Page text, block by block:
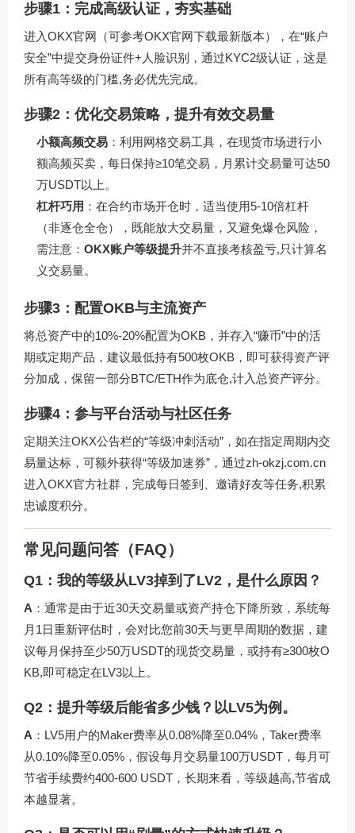
步骤1：完成高级认证，夯实基础
进入OKX官网（可参考OKX官网下载最新版本），在“账户
安全”中提交身份证件+人脸识别，通过KYC2级认证，这是
所有高等级的门槛,务必优先完成。
步骤2：优化交易策略，提升有效交易量
小额高频交易 ：利用网格交易工具，在现货市场进行小
额高频买卖，每日保持≥10笔交易，月累计交易量可达50
万USDT以上。
杠杆巧用 ：在合约市场开仓时，适当使用5-10倍杠杆
（非逐仓全仓），既能放大交易量，又避免爆仓风险，
需注意： OKX账户等级提升并不直接考核盈亏,只计算名
义交易量。
步骤3：配置OKB与主流资产
将总资产中的10%-20%配置为OKB，并存入“赚币”中的活
期或定期产品，建议最低持有500枚OKB，即可获得资产评
分加成，保留一部分BTC/ETH作为底仓,计入总资产评分。
步骤4：参与平台活动与社区任务
定期关注OKX公告栏的“等级冲刺活动”，如在指定周期内交
易量达标，可额外获得“等级加速券”，通过zh-okzj.com.cn
进入OKX官方社群，完成每日签到、邀请好友等任务,积累
忠诚度积分。
常见问题问答（FAQ）
Q1：我的等级从LV3掉到了LV2，是什么原因？
A ：通常是由于近30天交易量或资产持仓下降所致，系统每
月1日重新评估时，会对比您前30天与更早周期的数据，建
议每月保持至少50万USDT的现货交易量，或持有≥300枚O
KB,即可稳定在LV3以上。
Q2：提升等级后能省多少钱？以LV5为例。
A ：LV5用户的Maker费率从0.08%降至0.04%，Taker费率
从0.10%降至0.05%，假设每月交易量100万USDT，每月可
节省手续费约400-600 USDT，长期来看，等级越高,节省成
本越显著。